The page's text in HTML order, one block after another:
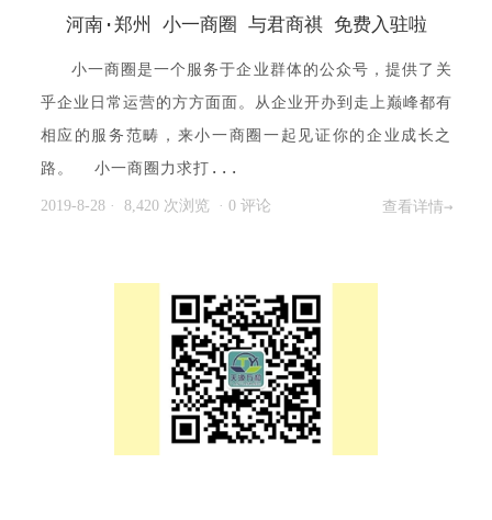
河南·郑州 小一商圈 与君商祺 免费入驻啦
小一商圈是一个服务于企业群体的公众号，提供了关
乎企业日常运营的方方面面。从企业开办到走上巅峰都有
相应的服务范畴，来小一商圈一起见证你的企业成长之
路。 小一商圈力求打...
2019-8-28 · 8,420 次浏览 · 0 评论 查看详情→